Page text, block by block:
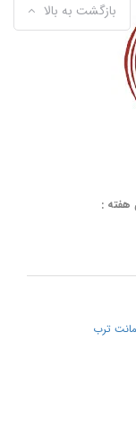
بازگشت به بالا
هفته :